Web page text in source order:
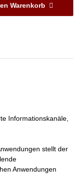
Warenkorb
Informationskanäle,
stellt der
Anwendungen